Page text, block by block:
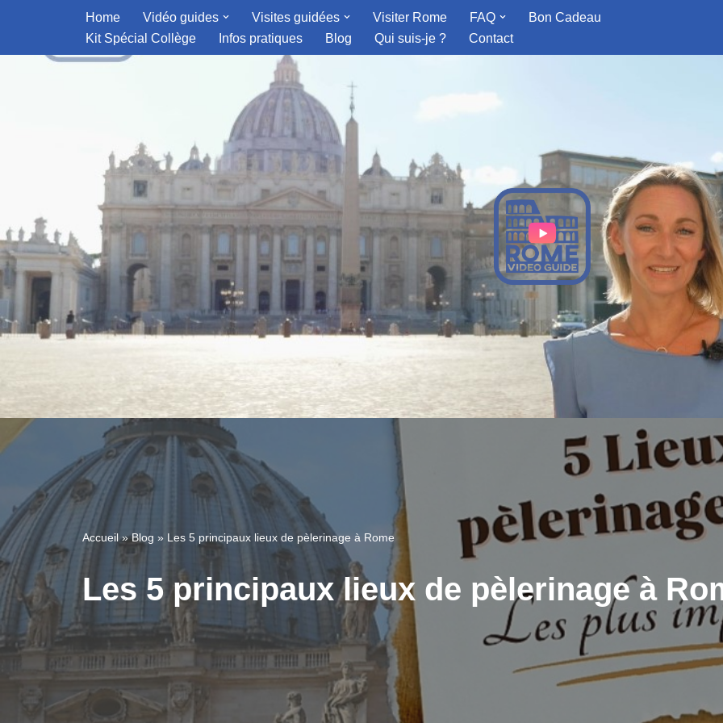
Home Vidéo guides Visites guidées Visiter Rome FAQ
Bon Cadeau
Kit Spécial Collège
Infos pratiques Blog Qui suis-je ? Contact
Accueil»Blog » Les 5 principaux lieux de pèlerinage à Rome
Les 5 principaux lieux de pèlerinage à